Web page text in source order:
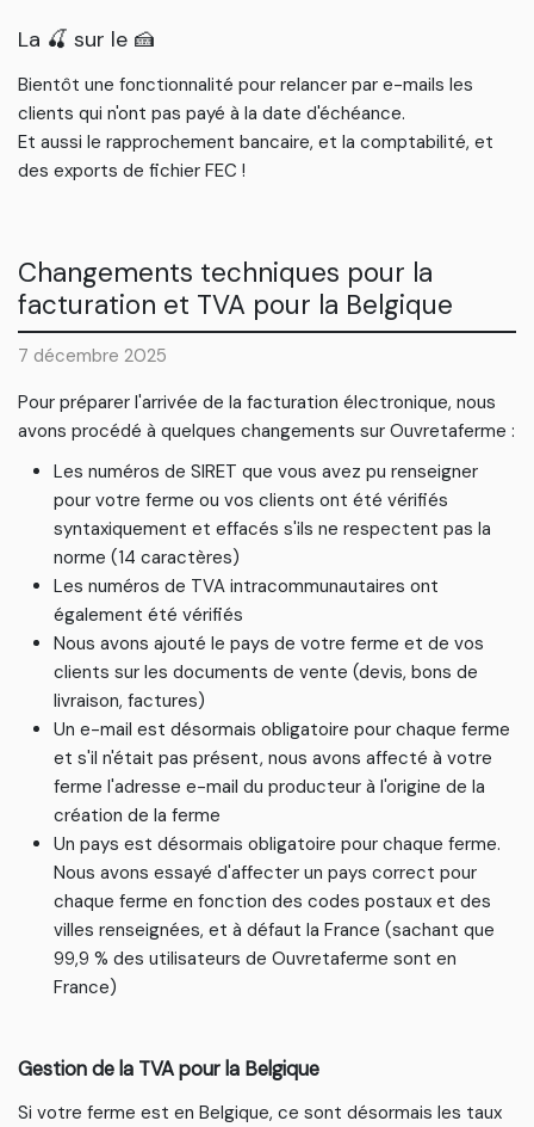
La 🍒 sur le 🍰
Bientôt une fonctionnalité pour relancer par e-mails les
clients qui n'ont pas payé à la date d'échéance.
Et aussi le rapprochement bancaire, et la comptabilité, et
des exports de fichier FEC !
Changements techniques pour la
facturation et TVA pour la Belgique
7 décembre 2025
Pour préparer l'arrivée de la facturation électronique, nous
avons procédé à quelques changements sur Ouvretaferme :
Les numéros de SIRET que vous avez pu renseigner
pour votre ferme ou vos clients ont été vérifiés
syntaxiquement et effacés s'ils ne respectent pas la
norme (14 caractères)
Les numéros de TVA intracommunautaires ont
également été vérifiés
Nous avons ajouté le pays de votre ferme et de vos
clients sur les documents de vente (devis, bons de
livraison, factures)
Un e-mail est désormais obligatoire pour chaque ferme
et s'il n'était pas présent, nous avons affecté à votre
ferme l'adresse e-mail du producteur à l'origine de la
création de la ferme
Un pays est désormais obligatoire pour chaque ferme.
Nous avons essayé d'affecter un pays correct pour
chaque ferme en fonction des codes postaux et des
villes renseignées, et à défaut la France (sachant que
99,9 % des utilisateurs de Ouvretaferme sont en
France)
Gestion de la TVA pour la Belgique
Si votre ferme est en Belgique, ce sont désormais les taux